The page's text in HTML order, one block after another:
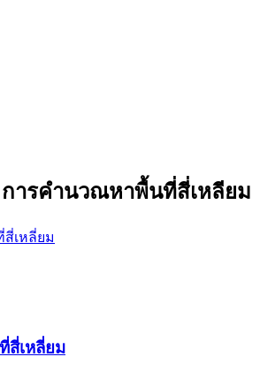
การคำนวณหาพื้นที่สี่เหลียม
เหลี่ยม